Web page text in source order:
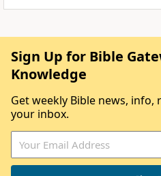
Sign Up for Bible
Knowledge
Get weekly Bible news, info,
your inbox.